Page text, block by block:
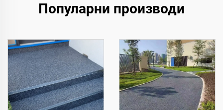
Популарни производи